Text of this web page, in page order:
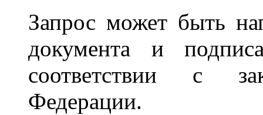
Запрос может быть
документа и
соответствии с
Федерации.